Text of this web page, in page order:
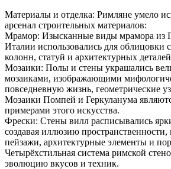
Материалы и отделка: Римляне умело
арсенал строительных материалов:
Мрамор: Изысканные виды мрамора из
Италии использовались для облицовки
колонн, статуй и архитектурных
Мозаики: Полы и стены украшались
мозаиками, изображающими
повседневную жизнь, геометрические
Мозаики Помпей и Геркуланума
примерами этого искусства.
Фрески: Стены вилл расписывались
создавая иллюзию
пейзажи, архитектурные элементы и
Четырёхстильная система римской
эволюцию вкусов и техник.